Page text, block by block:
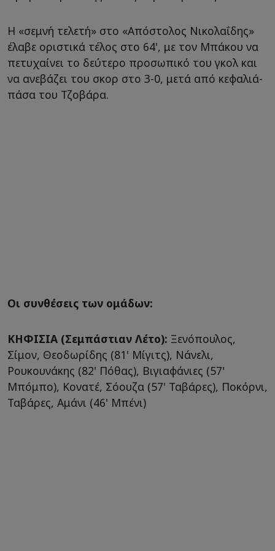
Η «σεμνή τελετή» στο «Απόστολος Νικολαΐδης»
έλαβε οριστικά τέλος στο 64', με τον Μπάκου να
πετυχαίνει το δεύτερο προσωπικό του γκολ και
να ανεβάζει του σκορ στο 3-0, μετά από κεφαλιά-
πάσα του Τζοβάρα.
Οι συνθέσεις των ομάδων:
ΚΗΦΙΣΙΑ (Σεμπάστιαν Λέτο): Ξενόπουλος,
Σίμον, Θεοδωρίδης (81' Μίγιτς), Νάνελι,
Ρουκουνάκης (82' Πόθας), Βιγιαφάνιες (57'
Μπόμπο), Κονατέ, Σόουζα (57' Ταβάρες), Ποκόρνι,
Ταβάρες, Αμάνι (46' Μπένι)